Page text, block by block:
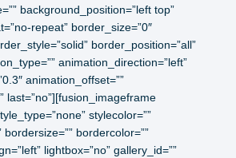
background_position=”left top”
repeat” border_size=”0″
border_position=”all”
animation_direction=”left”
animation_offset=””
last=”no”][fusion_imageframe
stylecolor=””
bordersize=”” bordercolor=””
lightbox=”no” gallery_id=””